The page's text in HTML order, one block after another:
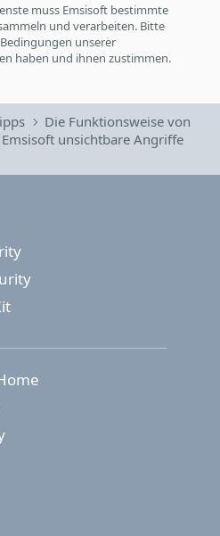
muss Emsisoft bestimmte
und verarbeiten. Bitte
unserer
haben und ihnen zustimmen.
Die Funktionsweise von
unsichtbare Angriffe